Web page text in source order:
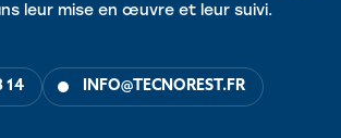
leur mise en œuvre et leur suivi.
14 INFO@TECNOREST.FR